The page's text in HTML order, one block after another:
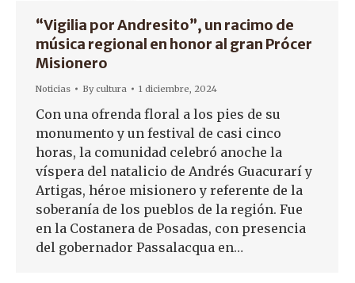
“Vigilia por Andresito”, un racimo de
música regional en honor al gran Prócer
Misionero
Noticias Bycultura 1 diciembre, 2024
Con una ofrenda floral a los pies de su
monumento y un festival de casi cinco
horas, la comunidad celebró anoche la
víspera del natalicio de Andrés Guacurarí y
Artigas, héroe misionero y referente de la
soberanía de los pueblos de la región. Fue
en la Costanera de Posadas, con presencia
del gobernador Passalacqua en…